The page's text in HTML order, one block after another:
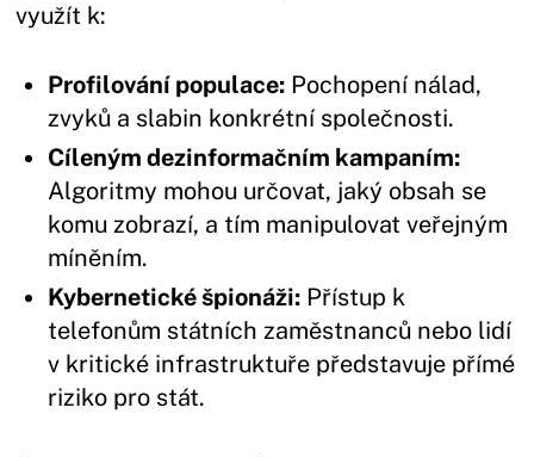
využít k:
Profilování populace: Pochopení nálad,
zvyků a slabin konkrétní společnosti.
Cíleným dezinformačním kampaním:
Algoritmy mohou určovat, jaký obsah se
komu zobrazí, a tím manipulovat veřejným
míněním.
Kybernetické špionáži: Přístup k
telefonům státních zaměstnanců nebo lidí
v kritické infrastruktuře představuje přímé
riziko pro stát.